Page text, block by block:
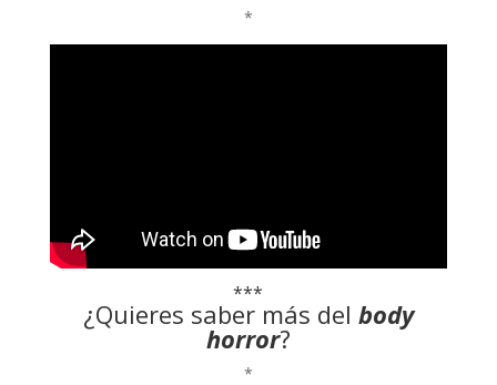
*
***
¿Quieres saber más del body
horror?
*